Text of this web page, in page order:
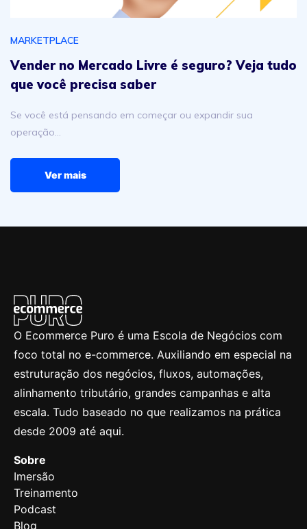
MARKETPLACE
Vender no Mercado Livre é seguro? Veja tudo
que você precisa saber
Se você está pensando em começar ou expandir sua
operação…
Ver mais
O Ecommerce Puro é uma Escola de Negócios com
foco total no e-commerce. Auxiliando em especial na
estruturação dos negócios, fluxos, automações,
alinhamento tributário, grandes campanhas e alta
escala. Tudo baseado no que realizamos na prática
desde 2009 até aqui.
Sobre
Imersão
Treinamento
Podcast
Blog